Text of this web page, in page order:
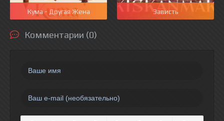
Кума - Другая Жена Зависть
Комментарии (0)